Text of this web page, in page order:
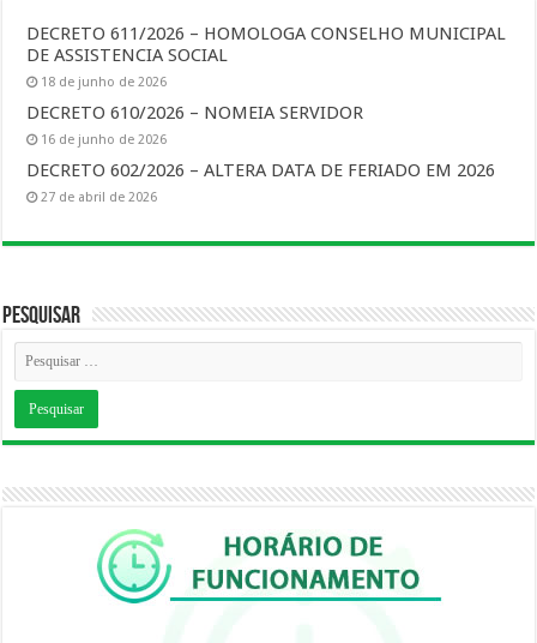
DECRETO 611/2026 – HOMOLOGA CONSELHO MUNICIPAL
DE ASSISTENCIA SOCIAL
18 de junho de 2026
DECRETO 610/2026 – NOMEIA SERVIDOR
16 de junho de 2026
DECRETO 602/2026 – ALTERA DATA DE FERIADO EM 2026
27 de abril de 2026
Pesquisar